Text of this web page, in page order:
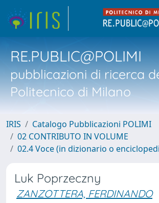
RE.PUBLIC@POLIMI
pubblicazioni di ricerca
Politecnico di Milano
IRIS
Catalogo Pubblicazioni POLIMI
02 CONTRIBUTO IN VOLUME
02.4 Voce (in dizionario o
Luk Poprzeczny
ZANZOTTERA, FERDINANDO